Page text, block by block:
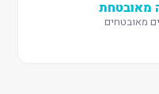
מאובטחת
מאובטחים